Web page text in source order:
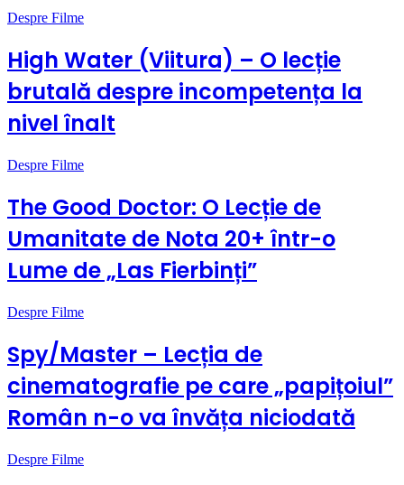
Despre Filme
High Water (Viitura) – O lecție
brutală despre incompetența la
nivel înalt
Despre Filme
The Good Doctor: O Lecție de
Umanitate de Nota 20+ într-o
Lume de „Las Fierbinți”
Despre Filme
Spy/Master – Lecția de
cinematografie pe care „papițoiul”
Român n-o va învăța niciodată
Despre Filme